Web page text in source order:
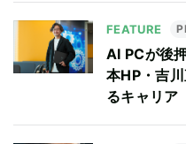
FEATURE
AI PCが後
本HP・吉
るキャリア